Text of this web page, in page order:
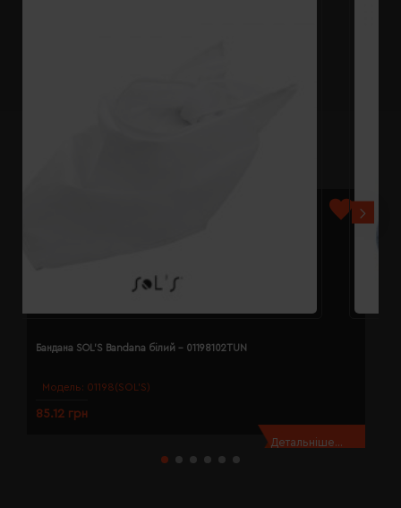
Модель: 01198(SOL’S)
Бандана SOL'S Bandana білий - 01198102TUN
85.12 грн
Детальніше...